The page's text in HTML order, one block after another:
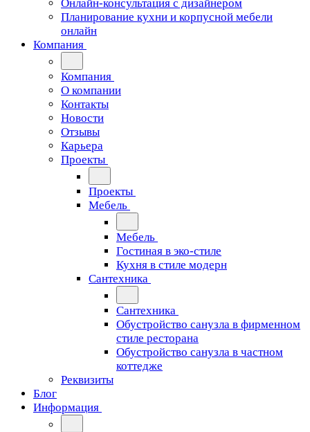
Онлайн-консультация с дизайнером
Планирование кухни и корпусной мебели
онлайн
Компания
Компания
О компании
Контакты
Новости
Отзывы
Карьера
Проекты
Проекты
Мебель
Мебель
Гостиная в эко-стиле
Кухня в стиле модерн
Сантехника
Сантехника
Обустройство санузла в фирменном
стиле ресторана
Обустройство санузла в частном
коттедже
Реквизиты
Блог
Информация